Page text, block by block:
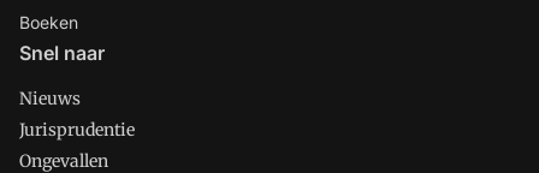
Boeken
Snel naar
Nieuws
Jurisprudentie
Ongevallen